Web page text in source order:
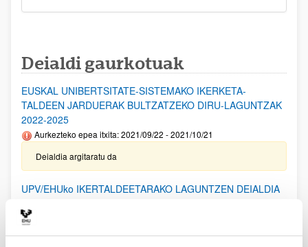
Deialdi gaurkotuak
EUSKAL UNIBERTSITATE-SISTEMAKO IKERKETA-
TALDEEN JARDUERAK BULTZATZEKO DIRU-LAGUNTZAK
2022-2025
Aurkezteko epea itxita: 2021/09/22 - 2021/10/21
Deialdia argitaratu da
UPV/EHUko IKERTALDEETARAKO LAGUNTZEN DEIALDIA
(2024/02/14) Emandako eta ezetsitako laguntzen behin-betiko